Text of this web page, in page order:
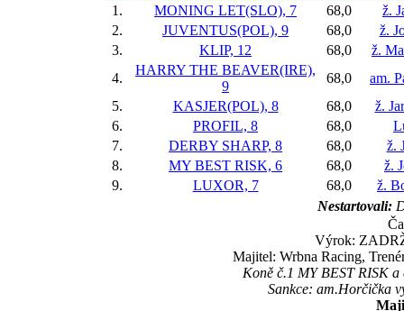
1.
MONING LET(SLO), 7 68,0
ž.
2.
JUVENTUS(POL), 9 68,0
ž.
3.
KLIP, 12 68,0
ž.
4.
HARRY THE BEAVER(IRE),
9
68,0
am.
5.
KASJER(POL), 8 68,0
ž.
6.
PROFIL, 8 68,0
7.
DERBY SHARP, 8 68,0
ž.
8.
MY BEST RISK, 6 68,0
ž.
9.
LUXOR, 7 68,0
ž.
Nestartovali:
Výrok:
Majitel: Wrbna Racing,
Koně č.1 MY BEST RISK
Sankce: am.Horčička